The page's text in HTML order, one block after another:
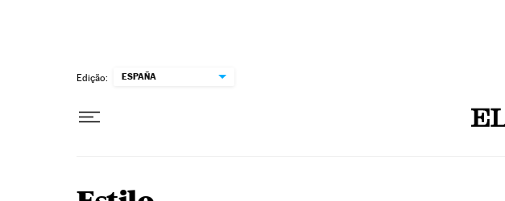
Edição: ESPAÑA